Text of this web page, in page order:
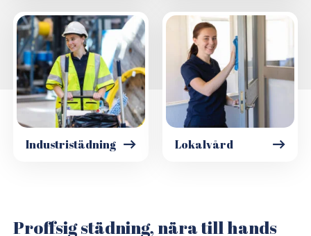
Industristädning Lokalvård
Proffsig städning, nära till hands